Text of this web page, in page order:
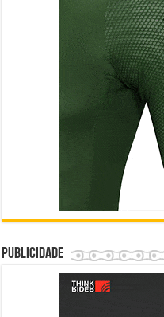
Publicidade